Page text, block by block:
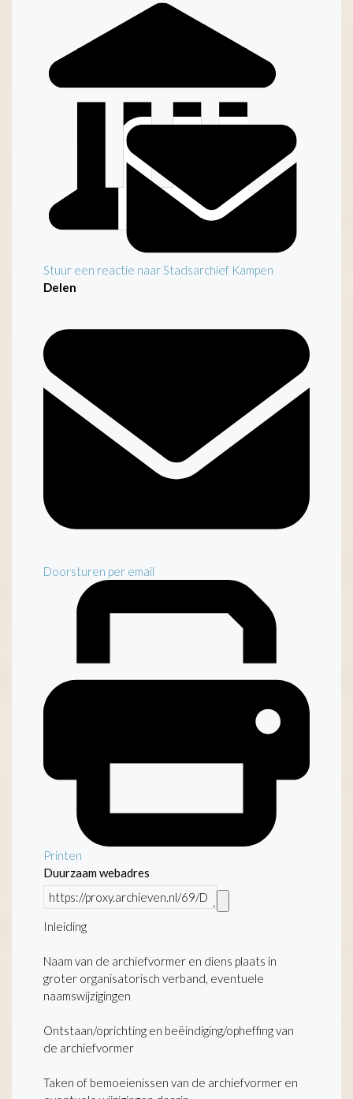
Inleiding
Stuur een reactie naar Stadsarchief Kampen
Delen
Doorsturen per email
Printen
Duurzaam webadres
Inleiding
Naam van de archiefvormer en diens plaats in
groter organisatorisch verband, eventuele
naamswijzigingen
Ontstaan/oprichting en beëindiging/opheffing van
de archiefvormer
Taken of bemoeienissen van de archiefvormer en